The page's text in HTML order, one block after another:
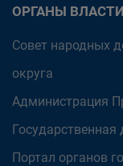
ОРГАНЫ ВЛАСТИ
Совет народных
округа
Администрация
Портал органов